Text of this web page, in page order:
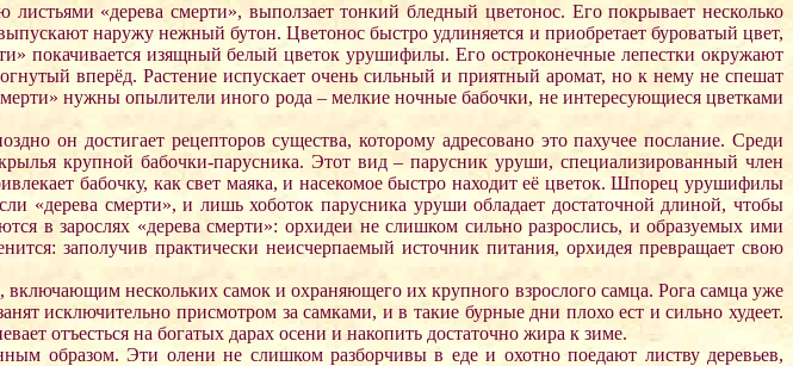
«дерева смерти», выползает тонкий бледный цветонос. Его покрывает несколько
наружу нежный бутон. Цветонос быстро удлиняется и приобретает буроватый цвет,
покачивается изящный белый цветок урушифилы. Его остроконечные лепестки окружают
вперёд. Растение испускает очень сильный и приятный аромат, но к нему не спешат
нужны опылители иного рода – мелкие ночные бабочки, не интересующиеся цветками
он достигает рецепторов существа, которому адресовано это пахучее послание. Среди
крупной бабочки-парусника. Этот вид – парусник уруши, специализированный член
бабочку, как свет маяка, и насекомое быстро находит её цветок. Шпорец урушифилы
«дерева смерти», и лишь хоботок парусника уруши обладает достаточной длиной, чтобы
в зарослях «дерева смерти»: орхидеи не слишком сильно разрослись, и образуемых ими
заполучив практически неисчерпаемый источник питания, орхидея превращает свою
нескольких самок и охраняющего их крупного взрослого самца. Рога самца уже
исключительно присмотром за самками, и в такие бурные дни плохо ест и сильно худеет.
отъесться на богатых дарах осени и накопить достаточно жира к зиме.
образом. Эти олени не слишком разборчивы в еде и охотно поедают листву деревьев,